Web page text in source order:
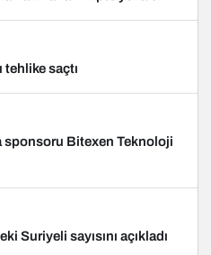
tehlike saçtı
sponsoru Bitexen Teknoloji
Suriyeli sayısını açıkladı